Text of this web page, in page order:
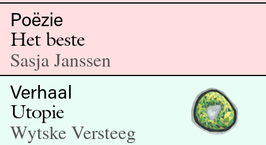
Poëzie
Het beste
Sasja Janssen
Verhaal
Utopie
Wytske Versteeg